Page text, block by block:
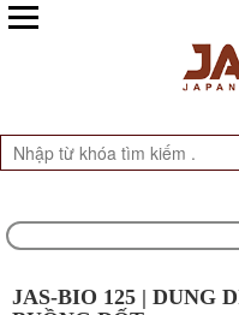
JAS-BIO 125 | DUNG